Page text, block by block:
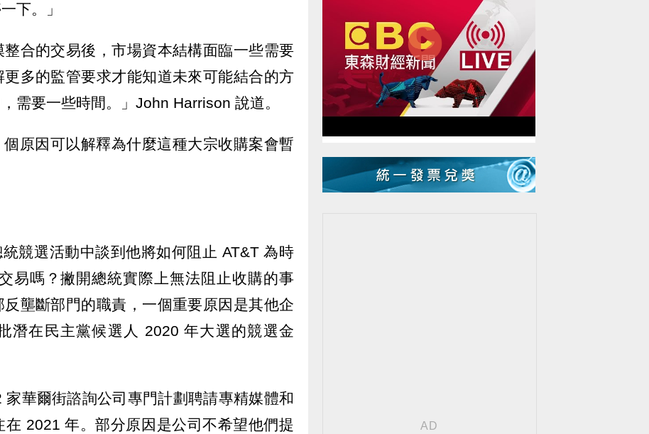
下。」
整合的交易後，市場資本結構面臨一些需要
多的監管要求才能知道未來可能結合的方
需要一些時間。」John Harrison 說道。
個原因可以解釋為什麼這種大宗收購案會暫
競選活動中談到他將如何阻止 AT&T 為時
易嗎？撇開總統實際上無法阻止收購的事
壟斷部門的職責，一個重要原因是其他企
潛在民主黨候選人 2020 年大選的競選金
華爾街諮詢公司專門計劃聘請專精媒體和
2021 年。部分原因是公司不希望他們提